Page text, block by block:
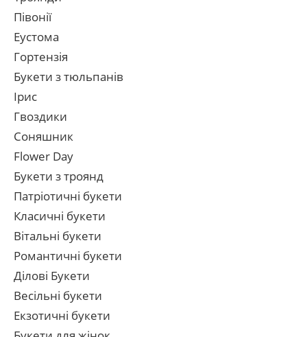
Півонії
Еустома
Гортензія
Букети з тюльпанів
Ірис
Гвоздики
Соняшник
Flower Day
Букети з троянд
Патріотичні букети
Класичні букети
Вітальні букети
Романтичні букети
Ділові Букети
Весільні букети
Екзотичні букети